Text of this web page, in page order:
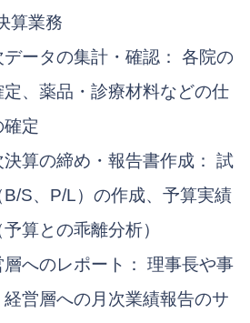
算業務
ータの集計・確認： 各院の
定、薬品・診療材料などの仕
確定
算の締め・報告書作成： 試
B/S、P/L）の作成、予算実績
算との乖離分析）
へのレポート： 理事長や事
経営層への月次業績報告のサ